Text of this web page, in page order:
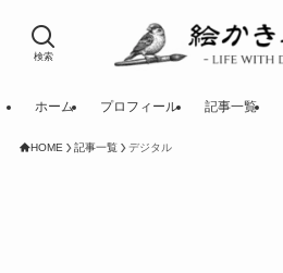
検索
ホーム プロフィール 記事一覧
HOME 記事一覧 デジタル